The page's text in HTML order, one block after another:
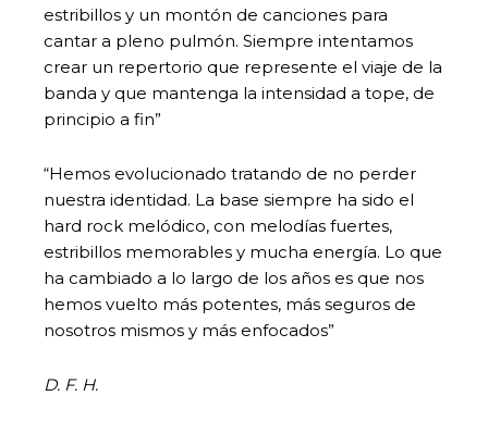
estribillos y un montón de canciones para
cantar a pleno pulmón. Siempre intentamos
crear un repertorio que represente el viaje de la
banda y que mantenga la intensidad a tope, de
principio a fin”
“Hemos evolucionado tratando de no perder
nuestra identidad. La base siempre ha sido el
hard rock melódico, con melodías fuertes,
estribillos memorables y mucha energía. Lo que
ha cambiado a lo largo de los años es que nos
hemos vuelto más potentes, más seguros de
nosotros mismos y más enfocados”
D. F. H.